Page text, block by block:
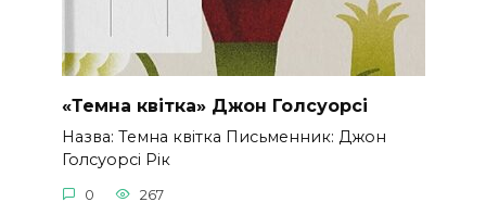
«Темна квітка» Джон Голсуорсі
Назва: Темна квітка Письменник: Джон
Голсуорсі Рік
0 267